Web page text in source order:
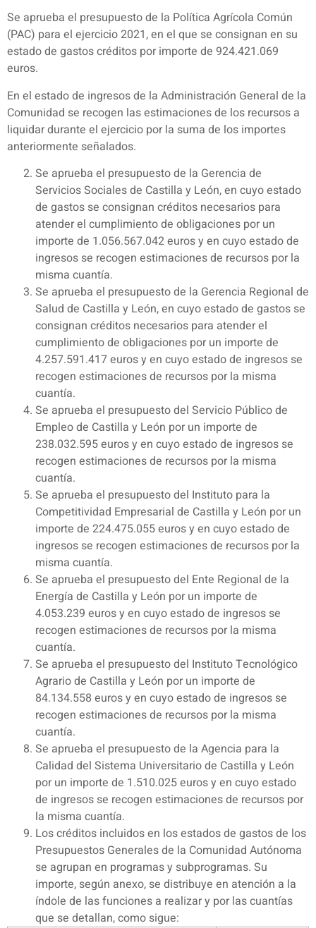
Se aprueba el presupuesto de la Política Agrícola Común
(PAC) para el ejercicio 2021, en el que se consignan en su
estado de gastos créditos por importe de 924.421.069
euros.
En el estado de ingresos de la Administración General de la
Comunidad se recogen las estimaciones de los recursos a
liquidar durante el ejercicio por la suma de los importes
anteriormente señalados.
Se aprueba el presupuesto de la Gerencia de
Servicios Sociales de Castilla y León, en cuyo estado
de gastos se consignan créditos necesarios para
atender el cumplimiento de obligaciones por un
importe de 1.056.567.042 euros y en cuyo estado de
ingresos se recogen estimaciones de recursos por la
misma cuantía.
Se aprueba el presupuesto de la Gerencia Regional de
Salud de Castilla y León, en cuyo estado de gastos se
consignan créditos necesarios para atender el
cumplimiento de obligaciones por un importe de
4.257.591.417 euros y en cuyo estado de ingresos se
recogen estimaciones de recursos por la misma
cuantía.
Se aprueba el presupuesto del Servicio Público de
Empleo de Castilla y León por un importe de
238.032.595 euros y en cuyo estado de ingresos se
recogen estimaciones de recursos por la misma
cuantía.
Se aprueba el presupuesto del Instituto para la
Competitividad Empresarial de Castilla y León por un
importe de 224.475.055 euros y en cuyo estado de
ingresos se recogen estimaciones de recursos por la
misma cuantía.
Se aprueba el presupuesto del Ente Regional de la
Energía de Castilla y León por un importe de
4.053.239 euros y en cuyo estado de ingresos se
recogen estimaciones de recursos por la misma
cuantía.
Se aprueba el presupuesto del Instituto Tecnológico
Agrario de Castilla y León por un importe de
84.134.558 euros y en cuyo estado de ingresos se
recogen estimaciones de recursos por la misma
cuantía.
Se aprueba el presupuesto de la Agencia para la
Calidad del Sistema Universitario de Castilla y León
por un importe de 1.510.025 euros y en cuyo estado
de ingresos se recogen estimaciones de recursos por
la misma cuantía.
Los créditos incluidos en los estados de gastos de los
Presupuestos Generales de la Comunidad Autónoma
se agrupan en programas y subprogramas. Su
importe, según anexo, se distribuye en atención a la
índole de las funciones a realizar y por las cuantías
que se detallan, como sigue: